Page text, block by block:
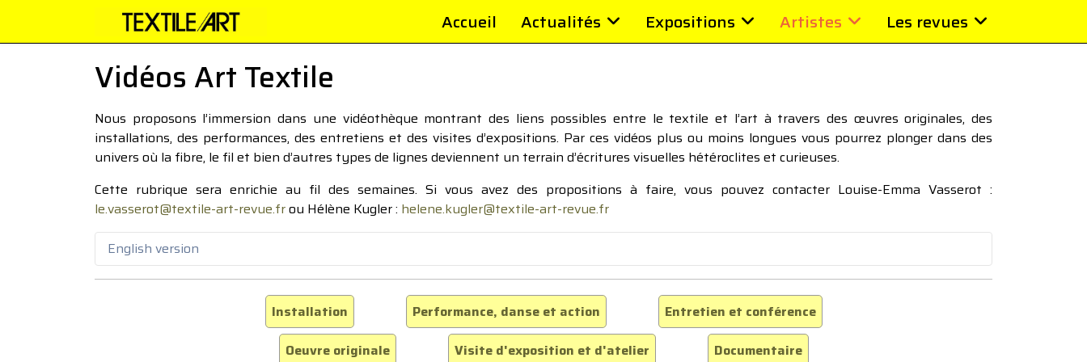
Accueil Actualités Expositions Artistes Les revues
Vidéos Art Textile
Nous proposons l’immersion dans une vidéothèque montrant des liens possibles entre le textile et l’art à travers des œuvres originales, des
installations, des performances, des entretiens et des visites d’expositions. Par ces vidéos plus ou moins longues vous pourrez plonger dans des
univers où la fibre, le fil et bien d’autres types de lignes deviennent un terrain d’écritures visuelles hétéroclites et curieuses.
Cette rubrique sera enrichie au fil des semaines. Si vous avez des propositions à faire, vous pouvez contacter Louise-Emma Vasserot :
le.vasserot@textile-art-revue.frou Hélène Kugler : helene.kugler@textile-art-revue.fr
English version
Installation Performance, danse et action
Entretien et conférence
Oeuvre originale
Visite d'exposition et d'atelier Documentaire